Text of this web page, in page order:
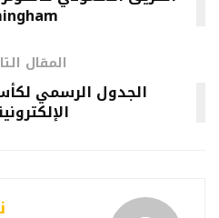
المقال
الجدول الرسمي
الإلكترونية